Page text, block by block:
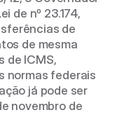
Youtube
de nº 23.174,
de
de mesma
de ICMS,
normas federais
já pode ser
novembro de